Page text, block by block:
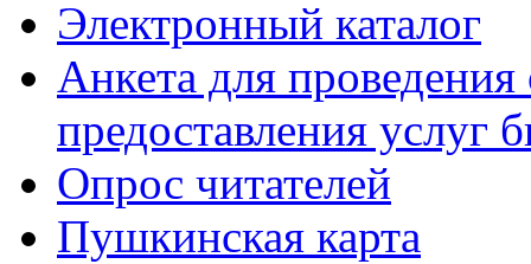
Электронный каталог
Анкета для проведения
предоставления услуг
Опрос читателей
Пушкинская карта